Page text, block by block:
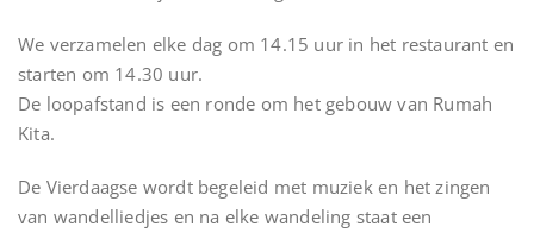
We verzamelen elke dag om 14.15 uur in het restaurant en
starten om 14.30 uur.
De loopafstand is een ronde om het gebouw van Rumah
Kita.
De Vierdaagse wordt begeleid met muziek en het zingen
van wandelliedjes en na elke wandeling staat een